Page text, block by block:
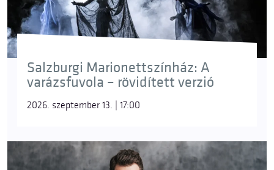
Salzburgi Marionettszínház: A
varázsfuvola – rövidített verzió
2026. szeptember 13. | 17:00